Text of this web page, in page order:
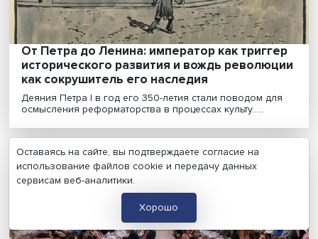
Проехали полпути: вагонный парк
дорог растет, инфраструктура стагнирует
За последние 20 лет сформированы рынки
железнодорожных перевозок и операторов